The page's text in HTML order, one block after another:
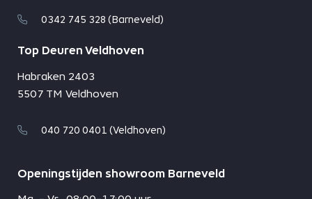
0342 745 328 (Barneveld)
Top Deuren Veldhoven
Habraken 2403
5507 TM Veldhoven
040 720 0401 (Veldhoven)
Openingstijden showroom Barneveld